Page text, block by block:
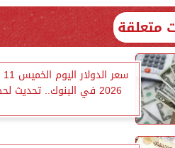
متعلقة
2026 في البنوك.. تحديث لحظي